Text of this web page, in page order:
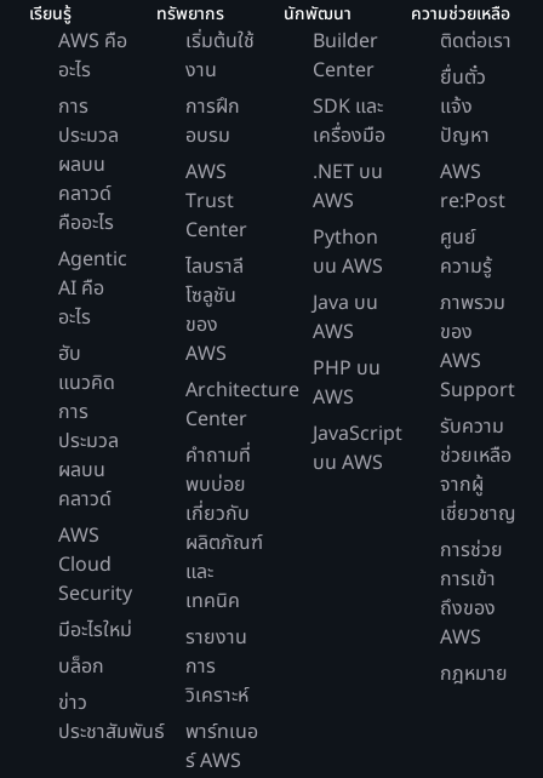
เรียนรู้
AWS คือ
อะไร
การ
ประมวล
ผลบน
คลาวด์
คืออะไร
Agentic
AI คือ
อะไร
ฮับ
แนวคิด
การ
ประมวล
ผลบน
คลาวด์
AWS
Cloud
Security
มีอะไรใหม่
บล็อก
ข่าว
ประชาสัมพันธ์
ทรัพยากร
เริ่มต้นใช้
งาน
การฝึก
อบรม
AWS
Trust
Center
ไลบราลี
โซลูชัน
ของ
AWS
Architecture
Center
คำถามที่
พบบ่อย
เกี่ยวกับ
ผลิตภัณฑ์
และ
เทคนิค
รายงาน
การ
วิเคราะห์
พาร์ทเนอ
ร์ AWS
นักพัฒนา
Builder
Center
SDK และ
เครื่องมือ
.NET บน
AWS
Python
บน AWS
Java บน
AWS
PHP บน
AWS
JavaScript
บน AWS
ความช่วยเหลือ
ติดต่อเรา
ยื่นตั๋ว
แจ้ง
ปัญหา
AWS
re:Post
ศูนย์
ความรู้
ภาพรวม
ของ
AWS
Support
รับความ
ช่วยเหลือ
จากผู้
เชี่ยวชาญ
การช่วย
การเข้า
ถึงของ
AWS
กฎหมาย